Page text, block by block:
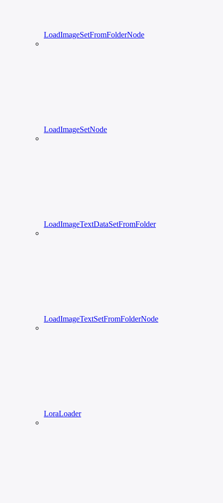
LoadImageSetFromFolderNode
LoadImageSetNode
LoadImageTextDataSetFromFolder
LoadImageTextSetFromFolderNode
LoraLoader